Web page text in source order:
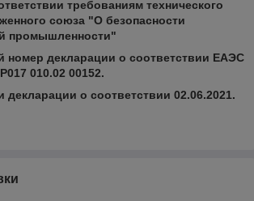
требованиям технического
союза "О безопасности
промышленности"
номер декларации о соответствии ЕАЭС
010.02 00152.
декларации о соответствии 02.06.2021.